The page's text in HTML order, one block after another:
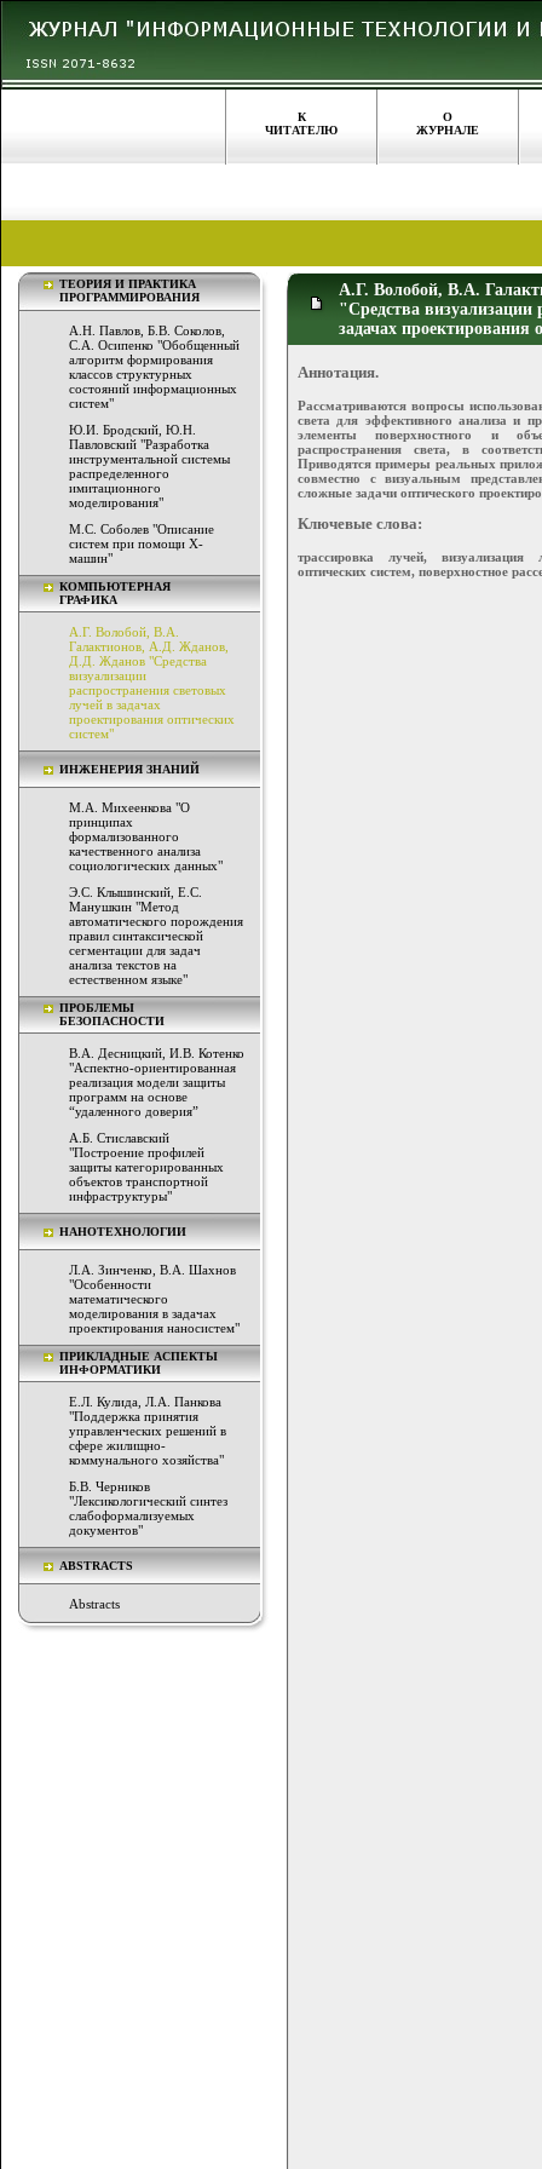
К
ЧИТАТЕЛЮ
О
ЖУРНАЛЕ
ТЕОРИЯ И ПРАКТИКА
ПРОГРАММИРОВАНИЯ
А.Н. Павлов, Б.В. Соколов,
С.А. Осипенко "Обобщенный
алгоритм формирования
классов структурных
состояний информационных
систем"
Ю.И. Бродский, Ю.Н.
Павловский "Разработка
инструментальной системы
распределенного
имитационного
моделирования"
М.С. Соболев "Описание
систем при помощи Х-
машин"
КОМПЬЮТЕРНАЯ
ГРАФИКА
А.Г. Волобой, В.А.
Галактионов, А.Д. Жданов,
Д.Д. Жданов "Средства
визуализации
распространения световых
лучей в задачах
проектирования оптических
систем"
ИНЖЕНЕРИЯ ЗНАНИЙ
М.А. Михеенкова "О
принципах
формализованного
качественного анализа
социологических данных"
Э.С. Клышинский, Е.С.
Манушкин "Метод
автоматического порождения
правил синтаксической
сегментации для задач
анализа текстов на
естественном языке"
ПРОБЛЕМЫ
БЕЗОПАСНОСТИ
В.А. Десницкий, И.В. Котенко
"Аспектно-ориентированная
реализация модели защиты
программ на основе
“удаленного доверия”
А.Б. Стиславский
"Построение профилей
защиты категорированных
объектов транспортной
инфраструктуры"
НАНОТЕХНОЛОГИИ
Л.А. Зинченко, В.А. Шахнов
"Особенности
математического
моделирования в задачах
проектирования наносистем"
ПРИКЛАДНЫЕ АСПЕКТЫ
ИНФОРМАТИКИ
Е.Л. Кулида, Л.А. Панкова
"Поддержка принятия
управленческих решений в
сфере жилищно-
коммунального хозяйства"
Б.В. Черников
"Лексикологический синтез
слабоформализуемых
документов"
ABSTRACTS
Abstracts
А.Г. Волобой, В.А.
"Средства визуализации
задачах проектирования
Аннотация.
Рассматриваются вопросы
света для эффективного анализа и
элементы поверхностного и
распространения света, в
Приводятся примеры реальных
совместно с визуальным
сложные задачи оптического
Ключевые слова:
трассировка лучей, визуализация
оптических систем, поверхностное